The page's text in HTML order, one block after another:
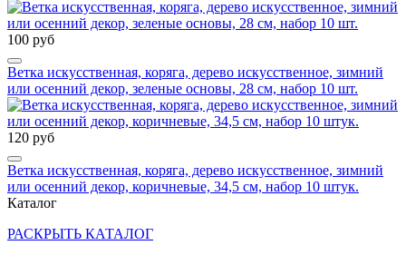
100 руб
Ветка искусственная, коряга, дерево искусственное, зимний
или осенний декор, зеленые основы, 28 см, набор 10 шт.
120 руб
Ветка искусственная, коряга, дерево искусственное, зимний
или осенний декор, коричневые, 34,5 см, набор 10 штук.
Каталог
РАСКРЫТЬ КАТАЛОГ